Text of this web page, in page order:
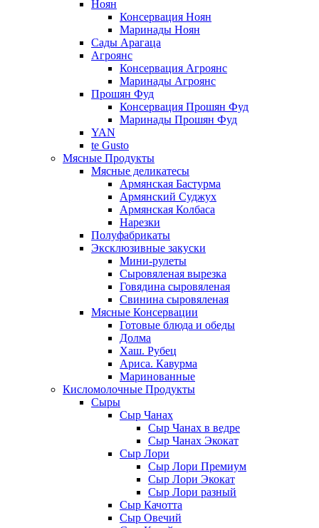
Ноян
Консервация Ноян
Маринады Ноян
Сады Арагаца
Агроянс
Консервация Агроянс
Маринады Агроянс
Прошян Фуд
Консервация Прошян Фуд
Маринады Прошян Фуд
YAN
te Gusto
Мясные Продукты
Мясные деликатесы
Армянская Бастурма
Армянский Суджух
Армянская Колбаса
Нарезки
Полуфабрикаты
Эксклюзивные закуски
Мини-рулеты
Сыровяленая вырезка
Говядина сыровяленая
Свинина сыровяленая
Мясные Консервации
Готовые блюда и обеды
Долма
Хаш. Рубец
Ариса. Кавурма
Маринованные
Кисломолочные Продукты
Сыры
Сыр Чанах
Сыр Чанах в ведре
Сыр Чанах Экокат
Сыр Лори
Сыр Лори Премиум
Сыр Лори Экокат
Сыр Лори разный
Сыр Качотта
Сыр Овечий